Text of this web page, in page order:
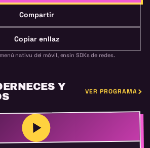
Compartir
Copiar enllaz
nativu del móvil, ensin SDKs de redes.
Y
VER PROGRAMA